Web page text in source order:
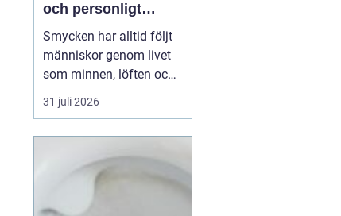
och personligt
uttryck
Smycken har alltid följt
människor genom livet
som minnen, löften och
tysta berättelser nära
huden. I Göteborg lever
klassiskt hantverk,
samtida design och en
vardaglig närhet, där
31 juli 2026